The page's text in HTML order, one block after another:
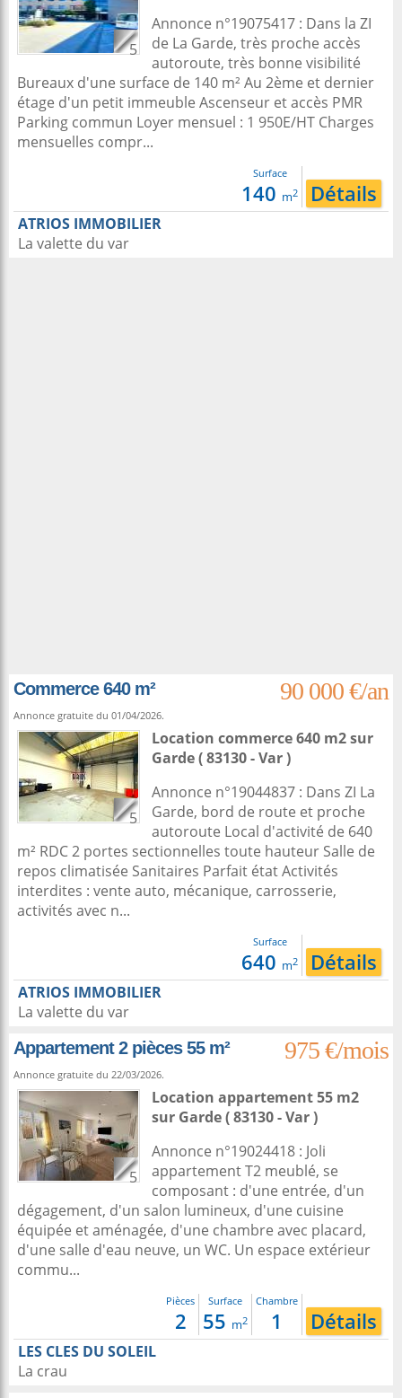
5
Annonce n°19075417 : Dans la ZI
de La Garde, très proche accès
autoroute, très bonne visibilité
Bureaux d'une surface de 140 m² Au 2ème et dernier
étage d'un petit immeuble Ascenseur et accès PMR
Parking commun Loyer mensuel : 1 950E/HT Charges
mensuelles compr...
Surface
140 m2 Détails
ATRIOS IMMOBILIER
La valette du var
Commerce 640 m² 90 000 €/an
Annonce gratuite du 01/04/2026.
5
Location commerce 640 m2sur
Garde( 83130 - Var )
Annonce n°19044837 : Dans ZI La
Garde, bord de route et proche
autoroute Local d'activité de 640
m² RDC 2 portes sectionnelles toute hauteur Salle de
repos climatisée Sanitaires Parfait état Activités
interdites : vente auto, mécanique, carrosserie,
activités avec n...
Surface
640 m2 Détails
ATRIOS IMMOBILIER
La valette du var
Appartement 2 pièces 55 m²
975 €/mois
Annonce gratuite du 22/03/2026.
5
Location appartement 55 m2
sur Garde( 83130 - Var )
Annonce n°19024418 : Joli
appartement T2 meublé, se
composant : d'une entrée, d'un
dégagement, d'un salon lumineux, d'une cuisine
équipée et aménagée, d'une chambre avec placard,
d'une salle d'eau neuve, un WC. Un espace extérieur
commu...
Pièces
2
Surface
55 m2
Chambre
1 Détails
LES CLES DU SOLEIL
La crau